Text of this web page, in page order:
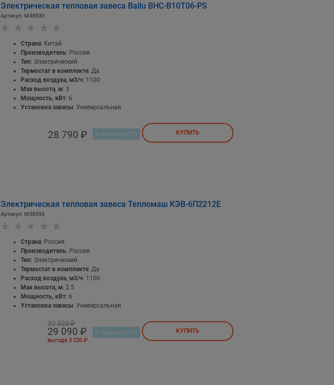
Электрическая тепловая завеса Ballu BHC-B10T06-PS
Артикул: M48930
Страна: Китай
Производитель: Россия
Тип: Электрический
Термостат в комплекте: Да
Расход воздуха, м3/ч: 1100
Max высота, м: 3
Мощность, кВт: 6
Установка завесы: Универсальная
28 790 ₽ В наличии (23) КУПИТЬ
Электрическая тепловая завеса Тепломаш КЭВ-6П2212Е
Артикул: M38595
Страна: Россия
Производитель: Россия
Тип: Электрический
Термостат в комплекте: Да
Расход воздуха, м3/ч: 1100
Max высота, м: 2.5
Мощность, кВт: 6
Установка завесы: Универсальная
32 320 ₽
29 090 ₽
выгода 3 230 ₽
В наличии (15) КУПИТЬ